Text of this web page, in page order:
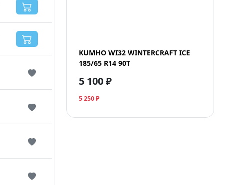
KUMHO WI32 WINTERCRAFT ICE
185/65 R14 90T
5 100 ₽
5 250 ₽